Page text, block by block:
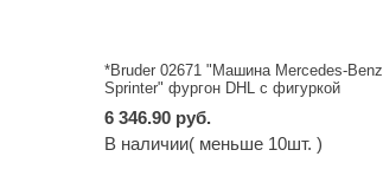
*Bruder 02671 "Машина Mercedes-Benz
Sprinter" фургон DHL с фигуркой
6 346.90 руб.
В наличии( меньше 10шт. )